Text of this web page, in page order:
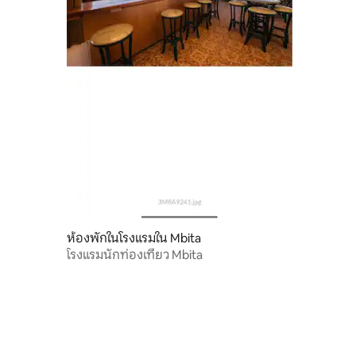
ห้องพักในโรงแรมใน Mbita
โรงแรมนักท่องเที่ยว Mbita